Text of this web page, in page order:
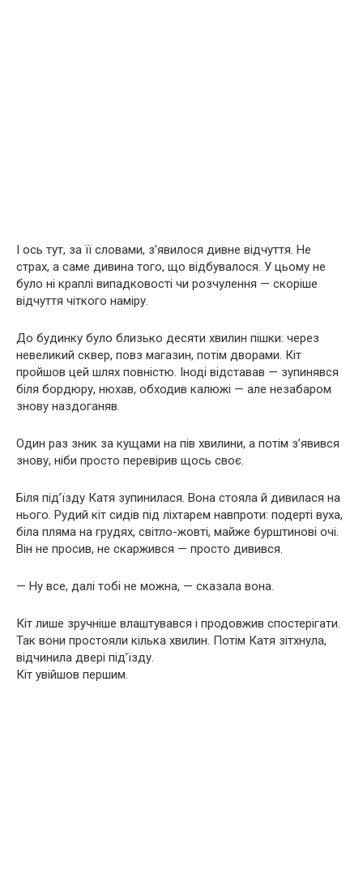
І ось тут, за її словами, з’явилося дивне відчуття. Не
страх, а саме дивина того, що відбувалося. У цьому не
було ні краплі випадковості чи розчулення — скоріше
відчуття чіткого наміру.
До будинку було близько десяти хвилин пішки: через
невеликий сквер, повз магазин, потім дворами. Кіт
пройшов цей шлях повністю. Іноді відставав — зупинявся
біля бордюру, нюхав, обходив калюжі — але незабаром
знову наздоганяв.
Один раз зник за кущами на пів хвилини, а потім з’явився
знову, ніби просто перевірив щось своє.
Біля під’їзду Катя зупинилася. Вона стояла й дивилася на
нього. Рудий кіт сидів під ліхтарем навпроти: подерті вуха,
біла пляма на грудях, світло-жовті, майже бурштинові очі.
Він не просив, не скаржився — просто дивився.
— Ну все, далі тобі не можна, — сказала вона.
Кіт лише зручніше влаштувався і продовжив спостерігати.
Так вони простояли кілька хвилин. Потім Катя зітхнула,
відчинила двері під’їзду.
Кіт увійшов першим.